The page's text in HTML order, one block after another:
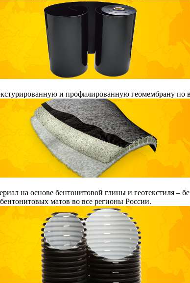
и профилированную геомембрану
на основе бентонитовой глины и геотекстиля –
матов во все регионы России.